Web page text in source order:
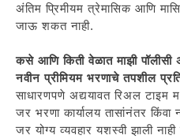
अंतिम प्रिमीयम त्रेमासिक आणि
जाऊ शकत नाही.
कसे आणि किती वेळात माझी पॉलीसी
नवीन प्रीमियम भरणाचे तपशील
साधारणपणे अद्ययावत रिअल टाइम
जर भरणा कार्यालय तासांनंतर
जर योग्य व्यवहार यशस्वी झाली